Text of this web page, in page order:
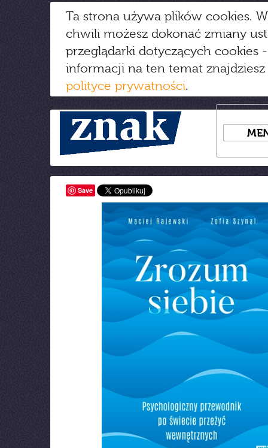
Ta strona używa plików cookies.
chwili możesz dokonać zmiany
przeglądarki dotyczących cookies
informacji na ten temat
polityce prywatności.
Save